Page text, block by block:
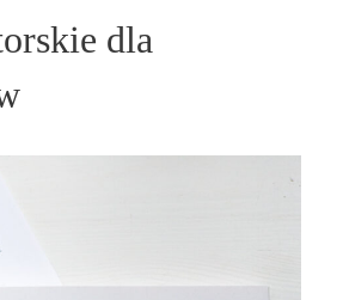
dla